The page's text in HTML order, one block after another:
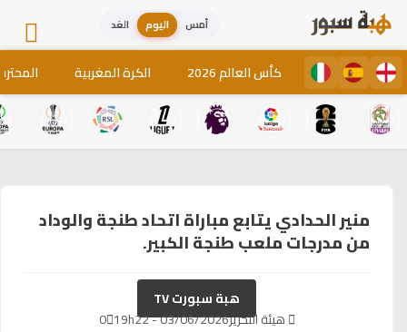
أمس اليوم الغد
كأس العالم 2026 الكرة المغربية
منير الحدادي يتابع مباراة اتحاد طنجة والوداد
من مدرجات ملعب طنجة الكبير.
هبة سبورت TV
هيئة التحرير03/06/2026 - 19h22
0